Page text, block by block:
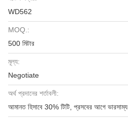
WD562
MOQ.:
500 মিটার
মূল্য:
Negotiate
অর্থ প্রদানের শর্তাবলী:
আমানত হিসাবে 30% টিটি, প্রসবের আগে ভারসাম্য